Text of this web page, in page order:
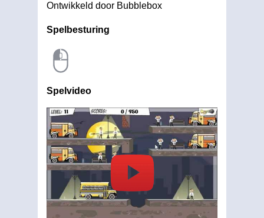
Ontwikkeld door Bubblebox
Spelbesturing
Spelvideo